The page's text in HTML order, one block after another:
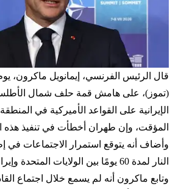
(تموز)، على هامش قمة حلف شمال
الإيرانية على القواعد الأميركية في
المؤقت، وإن طهران أخطأت في تنفيذ هذه
وأضاف أنه يتوقع استمرار الاجتماعات في
النار لمدة 60 يومًا بين الولايات المتحدة وإيران.
وتابع ماكرون أنه لم يسمع خلال اجتماع